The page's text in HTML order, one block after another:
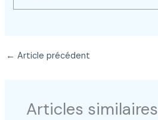
← Article précédent
Articles similaires